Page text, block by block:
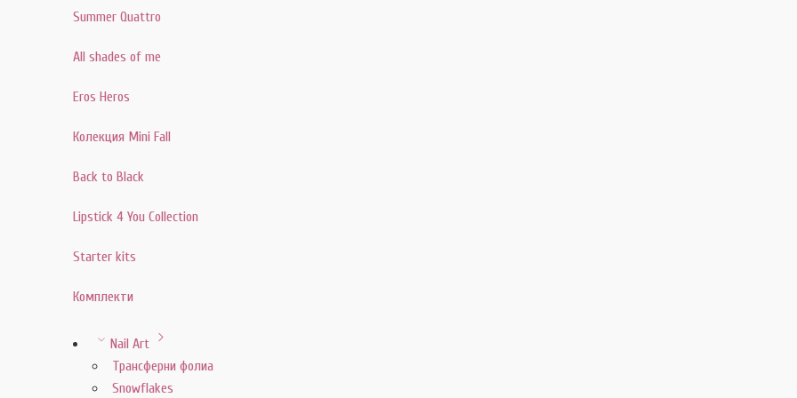
Summer Quattro
All shades of me
Eros Heros
Колекция Mini Fall
Back to Black
Lipstick 4 You Collection
Starter kits
Комплекти
Nail Art
Трансферни фолиа
Snowflakes